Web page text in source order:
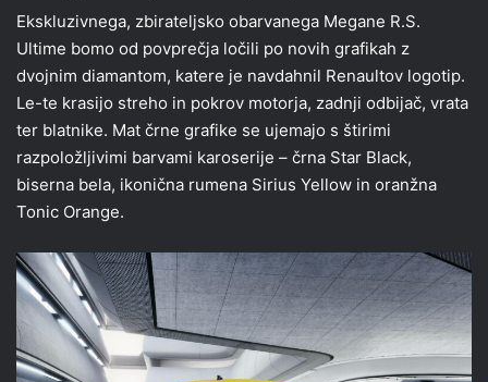
Ekskluzivnega, zbirateljsko obarvanega Megane R.S.
Ultime bomo od povprečja ločili po novih grafikah z
dvojnim diamantom, katere je navdahnil Renaultov logotip.
Le-te krasijo streho in pokrov motorja, zadnji odbijač, vrata
ter blatnike. Mat črne grafike se ujemajo s štirimi
razpoložljivimi barvami karoserije – črna Star Black,
biserna bela, ikonična rumena Sirius Yellow in oranžna
Tonic Orange.